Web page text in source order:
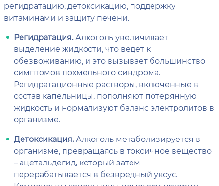
регидратацию, детоксикацию, поддержку
витаминами и защиту печени.
Регидратация.Алкоголь увеличивает
выделение жидкости, что ведет к
обезвоживанию, и это вызывает большинство
симптомов похмельного синдрома.
Регидратационные растворы, включенные в
состав капельницы, пополняют потерянную
жидкость и нормализуют баланс электролитов в
организме.
Детоксикация.Алкоголь метаболизируется в
организме, превращаясь в токсичное вещество
– ацетальдегид, который затем
перерабатывается в безвредный уксус.